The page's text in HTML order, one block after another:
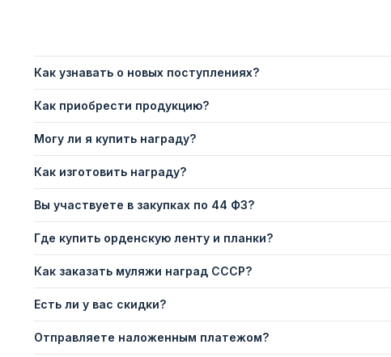
Как узнавать о новых поступлениях?
Как приобрести продукцию?
Могу ли я купить награду?
Как изготовить награду?
Вы участвуете в закупках по 44 ФЗ?
Где купить орденскую ленту и планки?
Как заказать муляжи наград СССР?
Есть ли у вас скидки?
Отправляете наложенным платежом?